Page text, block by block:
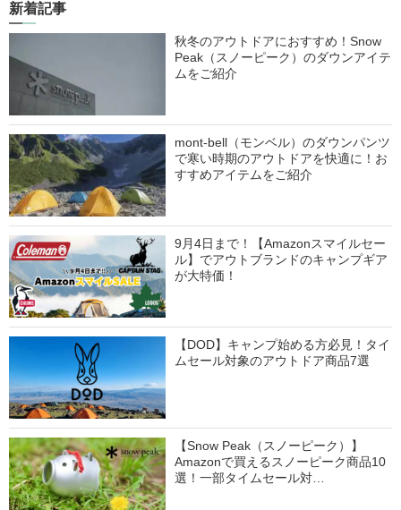
新着記事
秋冬のアウトドアにおすすめ！Snow
Peak（スノーピーク）のダウンアイテ
ムをご紹介
mont-bell（モンベル）のダウンパンツ
で寒い時期のアウトドアを快適に！お
すすめアイテムをご紹介
9月4日まで！【Amazonスマイルセー
ル】でアウトブランドのキャンプギア
が大特価！
【DOD】キャンプ始める方必見！タイ
ムセール対象のアウトドア商品7選
【Snow Peak（スノーピーク）】
Amazonで買えるスノーピーク商品10
選！一部タイムセール対…